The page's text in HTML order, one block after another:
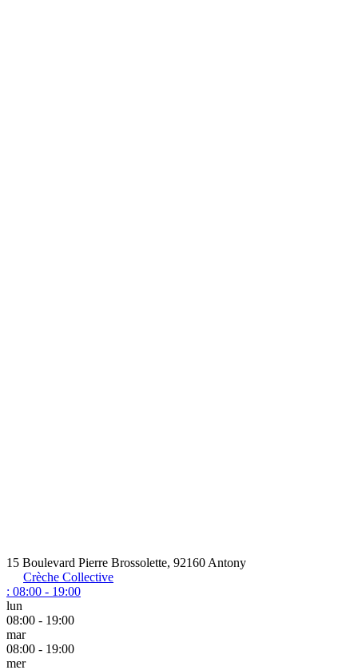
15 Boulevard Pierre Brossolette, 92160 Antony
Crèche Collective
: 08:00 - 19:00
lun
08:00 - 19:00
mar
08:00 - 19:00
mer